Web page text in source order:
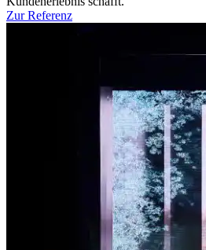
Zur Referenz